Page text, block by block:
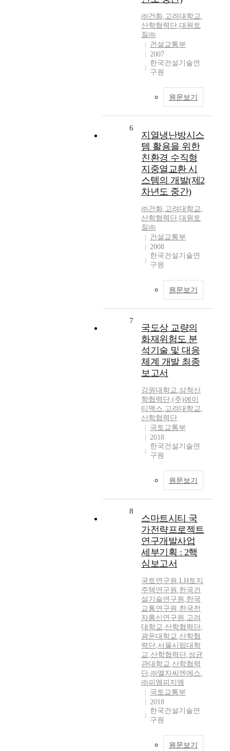
㈜건화,고려대학교,
산학협력단,대원토
질㈜
건설교통부
2007
한국건설기술연
구원
원문보기
6
지열냉난방시스
템 활용을 위한
친환경 수직형
지중열교환 시
스템의 개발(제2
차년도 중간)
㈜건화,고려대학교,
산학협력단,대원토
질㈜
건설교통부
2008
한국건설기술연
구원
원문보기
7
국도상 교량의
화재위험도 분
석기술 및 대응
체계 개발 최종
보고서
강원대학교,삼척산
학협력단,(주)에이
티맥스,고려대학교,
산학협력단
국토교통부
2018
한국건설기술연
구원
원문보기
8
스마트시티 국
가전략프로젝트
연구개발사업
세부기획 : 2핵
심보고서
국토연구원 ,LH토지
주택연구원 ,한국건
설기술연구원 ,한국
교통연구원 ,한국전
자통신연구원 ,고려
대학교,산학협력단,
광운대학교,산학협
력단,서울시립대학
교,산학협력단,성균
관대학교,산학협력
단,㈜엘지씨엔에스,
㈜피엠피지엠
국토교통부
2018
한국건설기술연
구원
원문보기